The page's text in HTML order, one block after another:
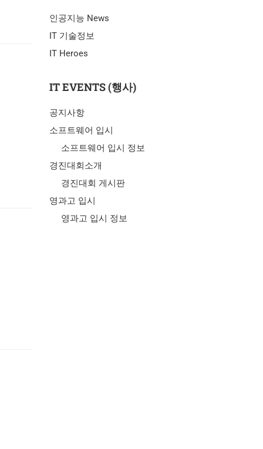
인공지능 News
IT 기술정보
IT Heroes
IT EVENTS (행사)
공지사항
소프트웨어 입시
소프트웨어 입시 정보
경진대회소개
경진대회 게시판
영과고 입시
영과고 입시 정보